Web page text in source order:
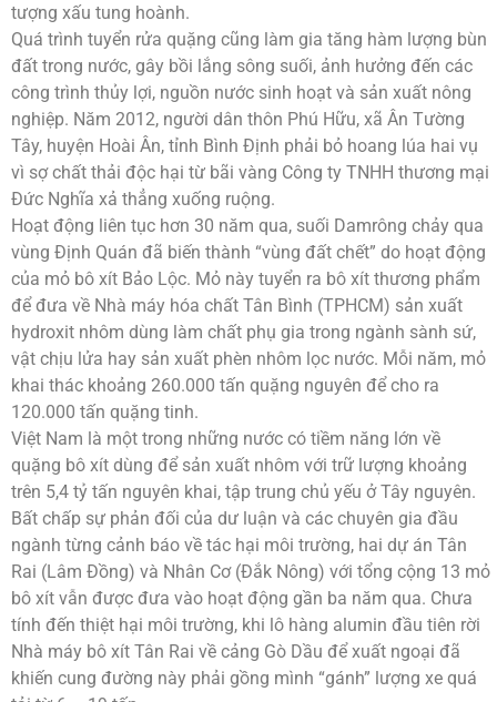
tượng xấu tung hoành.
Quá trình tuyển rửa quặng cũng làm gia tăng hàm lượng bùn
đất trong nước, gây bồi lắng sông suối, ảnh hưởng đến các
công trình thủy lợi, nguồn nước sinh hoạt và sản xuất nông
nghiệp. Năm 2012, người dân thôn Phú Hữu, xã Ân Tường
Tây, huyện Hoài Ân, tỉnh Bình Định phải bỏ hoang lúa hai vụ
vì sợ chất thải độc hại từ bãi vàng Công ty TNHH thương mại
Đức Nghĩa xả thẳng xuống ruộng.
Hoạt động liên tục hơn 30 năm qua, suối Damrông chảy qua
vùng Định Quán đã biến thành “vùng đất chết” do hoạt động
của mỏ bô xít Bảo Lộc. Mỏ này tuyển ra bô xít thương phẩm
để đưa về Nhà máy hóa chất Tân Bình (TPHCM) sản xuất
hydroxit nhôm dùng làm chất phụ gia trong ngành sành sứ,
vật chịu lửa hay sản xuất phèn nhôm lọc nước. Mỗi năm, mỏ
khai thác khoảng 260.000 tấn quặng nguyên để cho ra
120.000 tấn quặng tinh.
Việt Nam là một trong những nước có tiềm năng lớn về
quặng bô xít dùng để sản xuất nhôm với trữ lượng khoảng
trên 5,4 tỷ tấn nguyên khai, tập trung chủ yếu ở Tây nguyên.
Bất chấp sự phản đối của dư luận và các chuyên gia đầu
ngành từng cảnh báo về tác hại môi trường, hai dự án Tân
Rai (Lâm Đồng) và Nhân Cơ (Đắk Nông) với tổng cộng 13 mỏ
bô xít vẫn được đưa vào hoạt động gần ba năm qua. Chưa
tính đến thiệt hại môi trường, khi lô hàng alumin đầu tiên rời
Nhà máy bô xít Tân Rai về cảng Gò Dầu để xuất ngoại đã
khiến cung đường này phải gồng mình “gánh” lượng xe quá